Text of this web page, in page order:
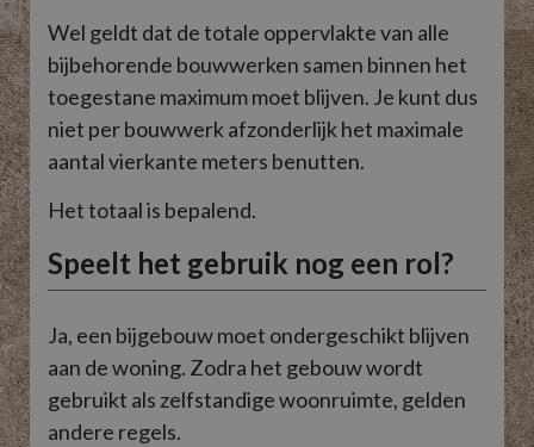
Wel geldt dat de totale oppervlakte van alle
bijbehorende bouwwerken samen binnen het
toegestane maximum moet blijven. Je kunt dus
niet per bouwwerk afzonderlijk het maximale
aantal vierkante meters benutten.
Het totaal is bepalend.
Speelt het gebruik nog een rol?
Ja, een bijgebouw moet ondergeschikt blijven
aan de woning. Zodra het gebouw wordt
gebruikt als zelfstandige woonruimte, gelden
andere regels.